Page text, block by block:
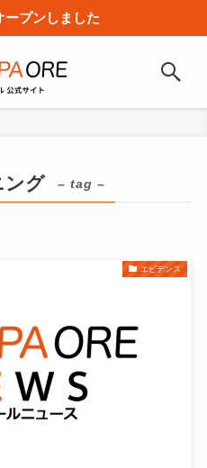
ープンしました
ング – tag –
エビデンス